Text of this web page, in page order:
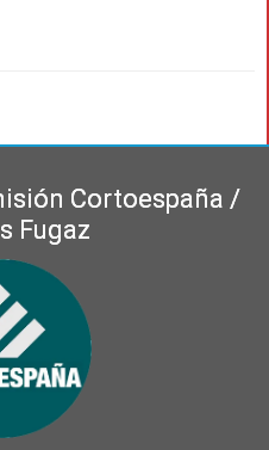
Cortoespaña /
Fugaz